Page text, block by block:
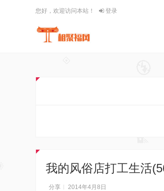
您好，欢迎访问本站！ 登录
我的风俗店打工生活
分享 2014年4月8日